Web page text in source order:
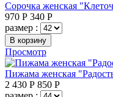
Сорочка женская
970 Р 340 Р
размер :
В корзину
Просмотр
Пижама женская
2 430 Р 850 Р